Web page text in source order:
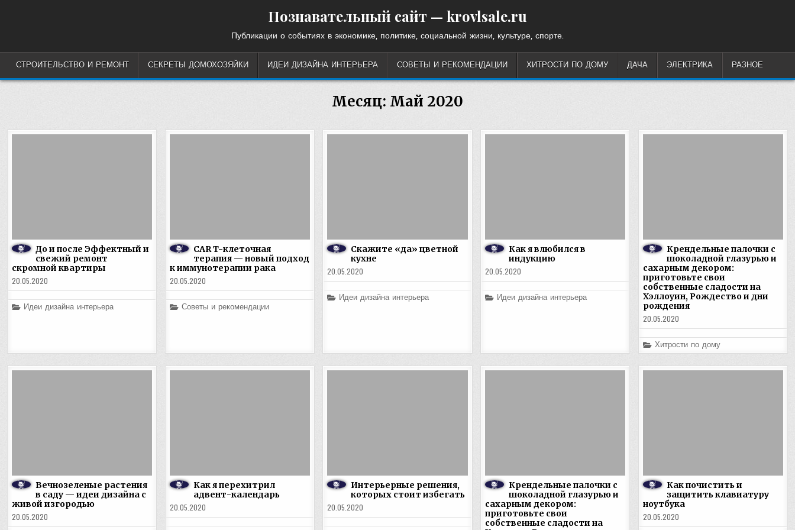
Познавательный сайт — krovlsale.ru
Публикации о событиях в экономике, политике, социальной жизни, культуре, спорте.
СТРОИТЕЛЬСТВО И РЕМОНТ СЕКРЕТЫ ДОМОХОЗЯЙКИ ИДЕИ ДИЗАЙНА ИНТЕРЬЕРА СОВЕТЫ И РЕКОМЕНДАЦИИ ХИТРОСТИ ПО ДОМУ ДАЧА ЭЛЕКТРИКА РАЗНОЕ
Месяц: Май 2020
До и после Эффектный и
свежий ремонт
скромной квартиры
20.05.2020
Posted
in
Идеи дизайна интерьера
CAR T-клеточная
терапия — новый подход
к иммунотерапии рака
20.05.2020
Posted
Советы и рекомендации
Скажите «да» цветной
кухне
20.05.2020
Posted
in
Идеи дизайна интерьера
Как я влюбился в
индукцию
20.05.2020
Posted
in
Идеи дизайна интерьера
Крендельные палочки с
шоколадной глазурью и
сахарным декором:
приготовьте свои
собственные сладости на
Хэллоуин, Рождество и дни
рождения
20.05.2020
Posted
in
Хитрости по дому
Вечнозеленые растения
в саду — идеи дизайна с
живой изгородью
20.05.2020
Как я перехитрил
адвент-календарь
20.05.2020
Интерьерные решения,
которых стоит избегать
20.05.2020
Крендельные палочки с
шоколадной глазурью и
сахарным декором:
приготовьте свои
собственные сладости на
Как почистить и
защитить клавиатуру
ноутбука
20.05.2020